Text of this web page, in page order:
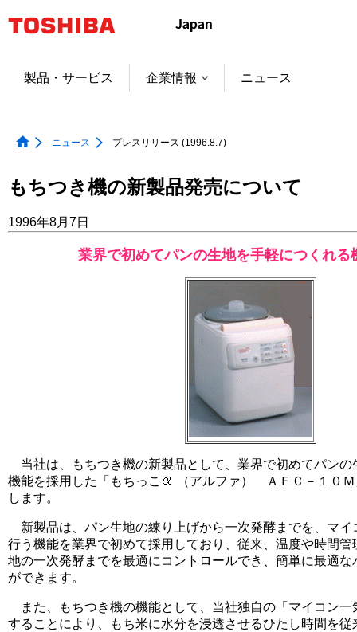
ャ
製品・サービス 企業情報 ニュース
ニュース プレスリリース (1996.8.7)
もちつき機の新製品発売について
1996年8月7日
業界で初めてパンの生地を手軽につくれる
当社は、もちつき機の新製品として、業界で初めてパンの
機能を採用した「もちっこ
（アルファ） ＡＦＣ－１０
します。
新製品は、パン生地の練り上げから一次発酵までを、マイ
行う機能を業界で初めて採用しており、従来、温度や時間
地の一次発酵までを最適にコントロールでき、簡単に最適
ができます。
また、もちつき機の機能として、当社独自の「マイコン一
することにより、もち米に水分を浸透させるひたし時間を